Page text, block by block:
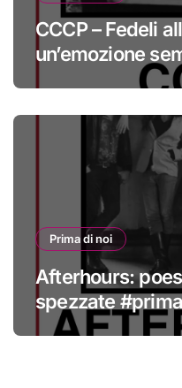
CCCP – Fedeli
un’emozione
#primadinoi
Prima di noi
Afterhours:
spezzate